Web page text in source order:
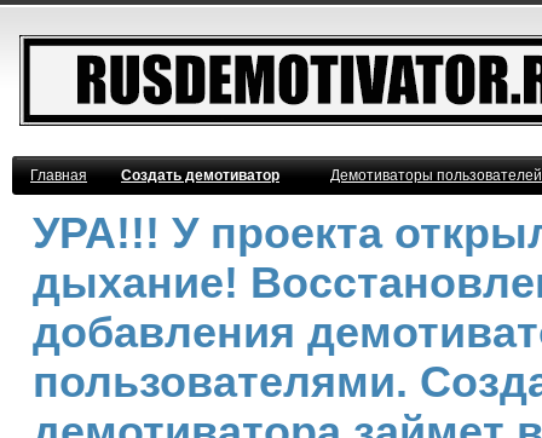
Главная Создать демотиватор Демотиваторы
УРА!!! У проекта
дыхание!
добавления
пользователями.